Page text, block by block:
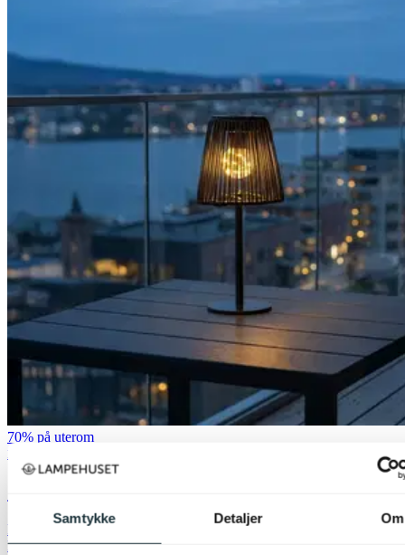
Samtykke Detaljer Om
70% på uterom
Nova Life
kr 74,-
kr 249,-